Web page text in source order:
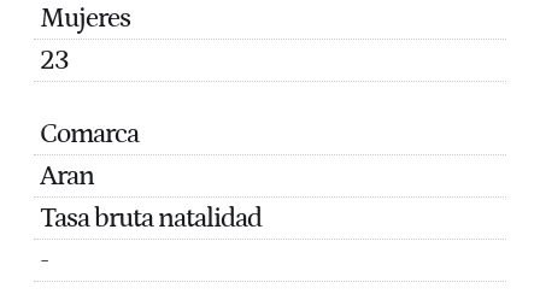
Mujeres
23
Comarca
Aran
Tasa bruta natalidad
-